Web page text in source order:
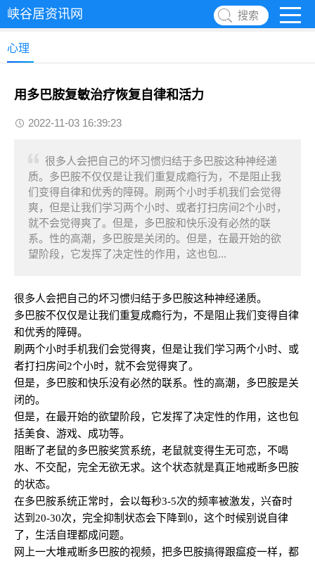
峡谷居资讯网 搜索
心理
用多巴胺复敏治疗恢复自律和活力
2022-11-03 16:39:23
很多人会把自己的坏习惯归结于多巴胺这种神经递
质。多巴胺不仅仅是让我们重复成瘾行为，不是阻止我
们变得自律和优秀的障碍。刷两个小时手机我们会觉得
爽，但是让我们学习两个小时、或者打扫房间2个小时，
就不会觉得爽了。但是，多巴胺和快乐没有必然的联
系。性的高潮，多巴胺是关闭的。但是，在最开始的欲
望阶段，它发挥了决定性的作用，这也包...
很多人会把自己的坏习惯归结于多巴胺这种神经递质。
多巴胺不仅仅是让我们重复成瘾行为，不是阻止我们变得自律
和优秀的障碍。
刷两个小时手机我们会觉得爽，但是让我们学习两个小时、或
者打扫房间2个小时，就不会觉得爽了。
但是，多巴胺和快乐没有必然的联系。性的高潮，多巴胺是关
闭的。
但是，在最开始的欲望阶段，它发挥了决定性的作用，这也包
括美食、游戏、成功等。
阻断了老鼠的多巴胺奖赏系统，老鼠就变得生无可恋，不喝
水、不交配，完全无欲无求。这个状态就是真正地戒断多巴胺
的状态。
在多巴胺系统正常时，会以每秒3-5次的频率被激发，兴奋时
达到20-30次，完全抑制状态会下降到0，这个时候别说自律
了，生活自理都成问题。
网上一大堆戒断多巴胺的视频，把多巴胺搞得跟瘟疫一样，都